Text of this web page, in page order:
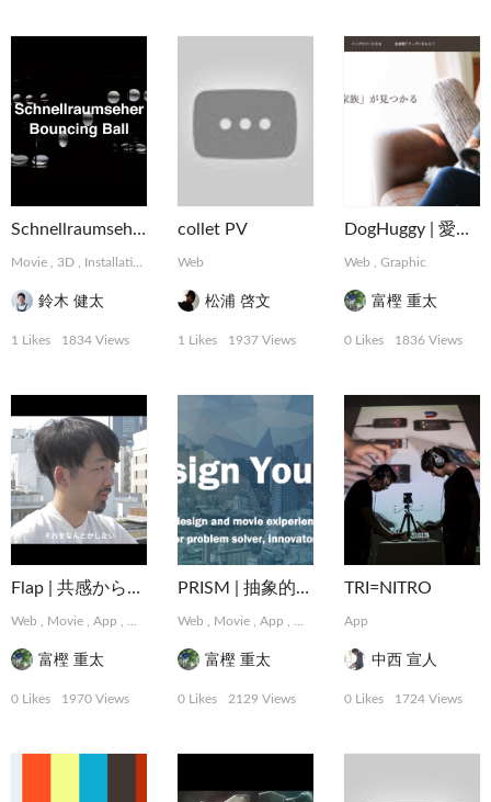
Schnellraumseher: Bouncing Ball
Movie 3D Installation
鈴木 健太
1 Likes 1834 Views
collet PV
Web
松浦 啓文
1 Likes 1937 Views
DogHuggy | 愛犬と寄り添う“家族”が見つかる
Web ,Graphic
富樫 重太
0 Likes 1836 Views
Flap | 共感から始まるデザインパートナーシップサービス
Web Movie App ,MotionGraphics, Logo, Card,Package, Book
富樫 重太
0 Likes 1970 Views
PRISM | 抽象的な難題に取り組むデザインコレクティブ
Web Movie ,App ,MotionGraphics
富樫 重太
0 Likes 2129 Views
TRI=NITRO
App
中西 宣人
0 Likes 1724 Views